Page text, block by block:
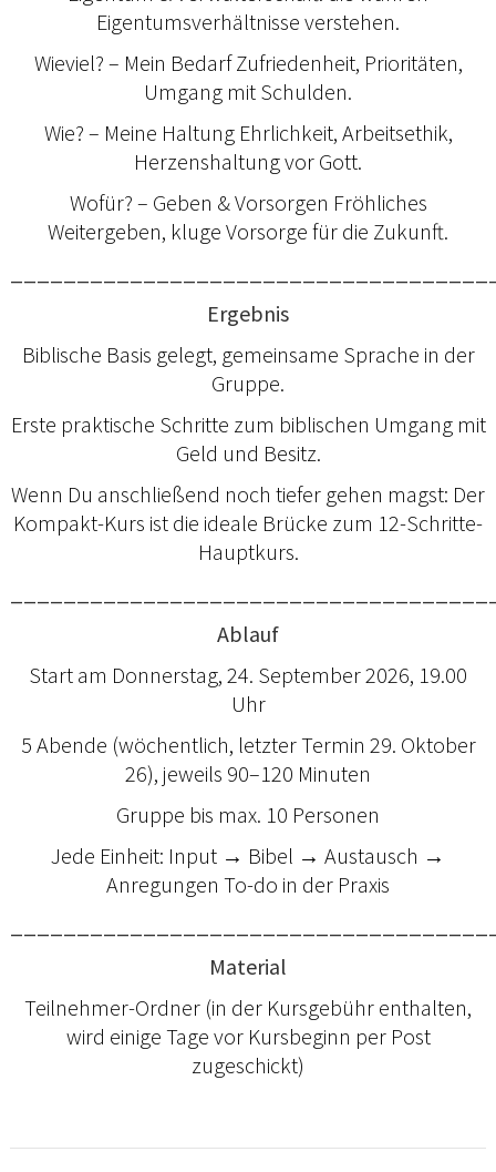
Eigentumsverhältnisse verstehen.
Wieviel? – Mein Bedarf Zufriedenheit, Prioritäten,
Umgang mit Schulden.
Wie? – Meine Haltung Ehrlichkeit, Arbeitsethik,
Herzenshaltung vor Gott.
Wofür? – Geben & Vorsorgen Fröhliches
Weitergeben, kluge Vorsorge für die Zukunft.
Ergebnis
Biblische Basis gelegt, gemeinsame Sprache in der
Gruppe.
Erste praktische Schritte zum biblischen Umgang mit
Geld und Besitz.
Wenn Du anschließend noch tiefer gehen magst: Der
Kompakt-Kurs ist die ideale Brücke zum 12-Schritte-
Hauptkurs.
Ablauf
Start am Donnerstag, 24. September 2026, 19.00
Uhr
5 Abende (wöchentlich, letzter Termin 29. Oktober
26), jeweils 90–120 Minuten
Gruppe bis max. 10 Personen
Jede Einheit: Input → Bibel → Austausch →
Anregungen To-do in der Praxis
Material
Teilnehmer-Ordner (in der Kursgebühr enthalten,
wird einige Tage vor Kursbeginn per Post
zugeschickt)